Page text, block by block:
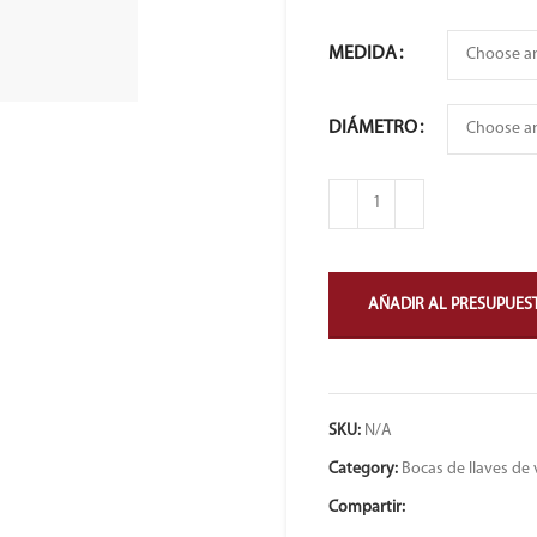
MEDIDA
DIÁMETRO
AÑADIR AL
SKU: N/A
Category: Bocas de llaves de
Compartir: